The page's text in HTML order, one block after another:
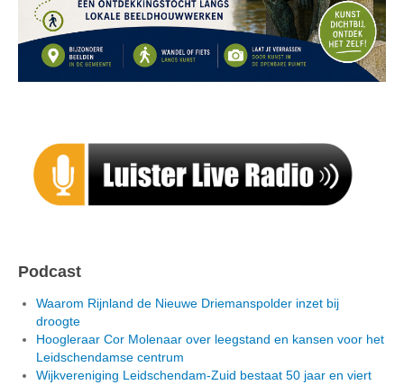
Podcast
Waarom Rijnland de Nieuwe Driemanspolder inzet bij
droogte
Hoogleraar Cor Molenaar over leegstand en kansen voor het
Leidschendamse centrum
Wijkvereniging Leidschendam-Zuid bestaat 50 jaar en viert